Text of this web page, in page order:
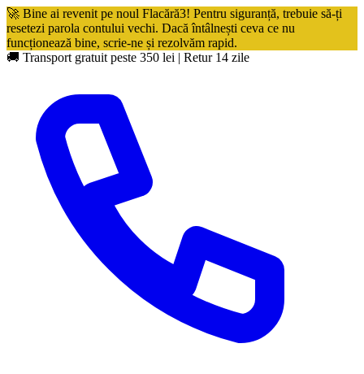
🚀 Bine ai revenit pe noul Flacără3! Pentru siguranță, trebuie să-ți
resetezi parola contului vechi. Dacă întâlnești ceva ce nu
funcționează bine, scrie-ne și rezolvăm rapid.
🚚 Transport gratuit peste 350 lei | Retur 14 zile